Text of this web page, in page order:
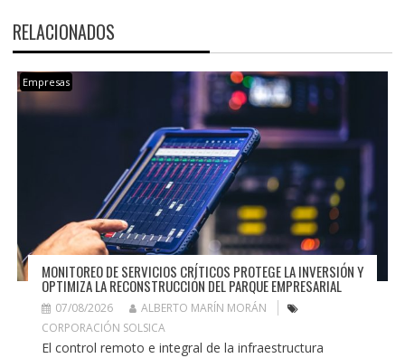
RELACIONADOS
Empresas
MONITOREO DE SERVICIOS CRÍTICOS PROTEGE LA INVERSIÓN Y
OPTIMIZA LA RECONSTRUCCIÓN DEL PARQUE EMPRESARIAL
07/08/2026
ALBERTO MARÍN MORÁN
CORPORACIÓN SOLSICA
El control remoto e integral de la infraestructura